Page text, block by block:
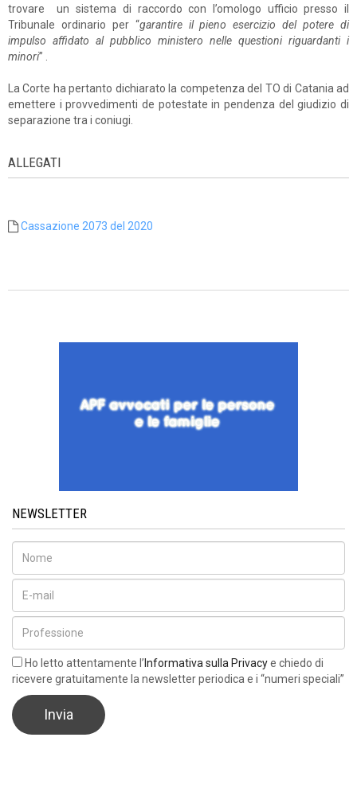
trovare un sistema di raccordo con l’omologo ufficio presso il
Tribunale ordinario per “garantire il pieno esercizio del potere di
impulso affidato al pubblico ministero nelle questioni riguardanti i
minori” .
La Corte ha pertanto dichiarato la competenza del TO di Catania ad
emettere i provvedimenti de potestate in pendenza del giudizio di
separazione tra i coniugi.
ALLEGATI
Cassazione 2073 del 2020
NEWSLETTER
Ho letto attentamente l’ Informativa sulla Privacye chiedo di
ricevere gratuitamente la newsletter periodica e i “numeri speciali”